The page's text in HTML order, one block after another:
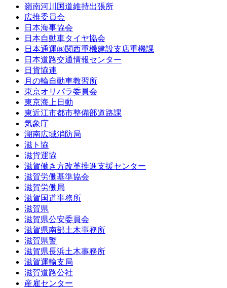
嶺南河川国道維持出張所
広推委員会
日本海事協会
日本自動車タイヤ協会
日本通運㈱関西重機建設支店重機課
日本道路交通情報センター
日貨協連
月の輪自動車教習所
東京オリパラ委員会
東京海上日動
東近江市都市整備部道路課
気象庁
湖南広域消防局
滋ト協
滋貨運協
滋賀働き方改革推進支援センター
滋賀労働基準協会
滋賀労働局
滋賀国道事務所
滋賀県
滋賀県公安委員会
滋賀県南部土木事務所
滋賀県警
滋賀県長浜土木事務所
滋賀運輸支局
滋賀道路公社
産雇センター